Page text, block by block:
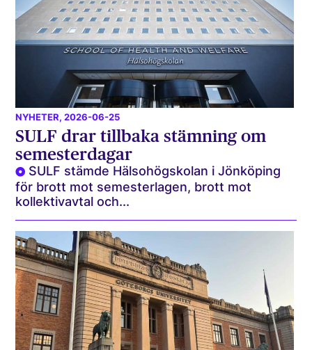
NYHETER, 2026-06-25
SULF drar tillbaka stämning om
semesterdagar
SULF stämde Hälsohögskolan i Jönköping
för brott mot semesterlagen, brott mot
kollektivavtal och...